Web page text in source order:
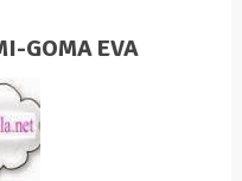
GOMA EVA